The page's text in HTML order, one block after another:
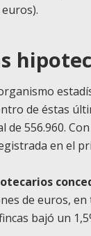
de éstas
de 556.960.
en el
de euros,
bajó un